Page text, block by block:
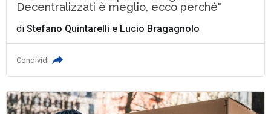
Decentralizzati è meglio, ecco perché"
diStefano Quintarelli e Lucio Bragagnolo
Condividi